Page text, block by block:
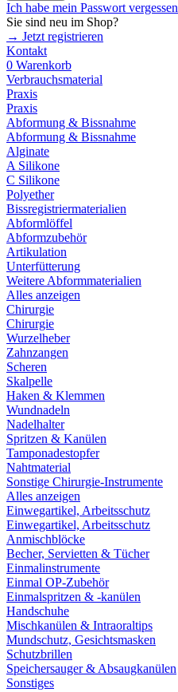
Ich habe mein Passwort vergessen
Sie sind neu im Shop?
→ Jetzt registrieren
Kontakt
0 Warenkorb
Verbrauchsmaterial
Praxis
Praxis
Abformung & Bissnahme
Abformung & Bissnahme
Alginate
A Silikone
C Silikone
Polyether
Bissregistriermaterialien
Abformlöffel
Abformzubehör
Artikulation
Unterfütterung
Weitere Abformmaterialien
Alles anzeigen
Chirurgie
Chirurgie
Wurzelheber
Zahnzangen
Scheren
Skalpelle
Haken & Klemmen
Wundnadeln
Nadelhalter
Spritzen & Kanülen
Tamponadestopfer
Nahtmaterial
Sonstige Chirurgie-Instrumente
Alles anzeigen
Einwegartikel, Arbeitsschutz
Einwegartikel, Arbeitsschutz
Anmischblöcke
Becher, Servietten & Tücher
Einmalinstrumente
Einmal OP-Zubehör
Einmalspritzen & -kanülen
Handschuhe
Mischkanülen & Intraoraltips
Mundschutz, Gesichtsmasken
Schutzbrillen
Speichersauger & Absaugkanülen
Sonstiges